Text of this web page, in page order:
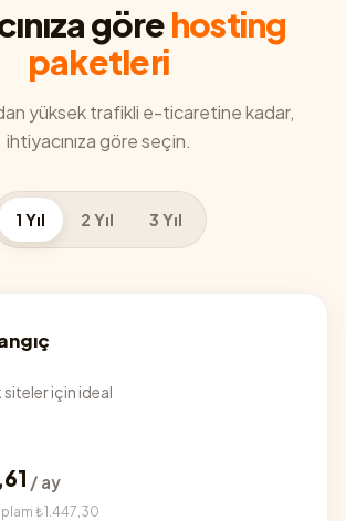
görehosting
paketleri
yüksek trafikli e-ticaretine kadar,
ihtiyacınıza göre seçin.
1 Yıl 2 Yıl 3 Yıl
siteler için ideal
,61 / ay
₺1.447,30